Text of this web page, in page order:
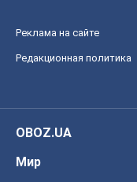
Реклама на сайте
Редакционная политика
OBOZ.UA
Мир